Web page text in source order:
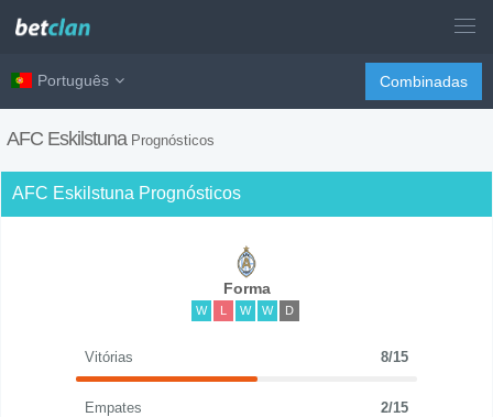
Português Combinadas
AFC Eskilstuna Prognósticos
AFC Eskilstuna Prognósticos
Forma
W L W W D
Vitórias 8/15
Empates 2/15